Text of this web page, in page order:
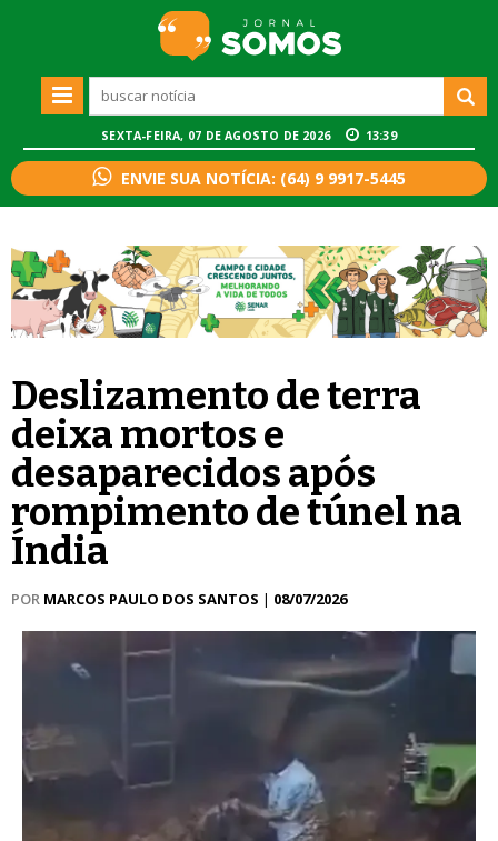
SEXTA-FEIRA, 07 DE AGOSTO DE 2026 13:39
ENVIE SUA NOTÍCIA: (64) 9 9917-5445
Deslizamento de terra
deixa mortos e
desaparecidos após
rompimento de túnel na
Índia
POR MARCOS PAULO DOS SANTOS | 08/07/2026